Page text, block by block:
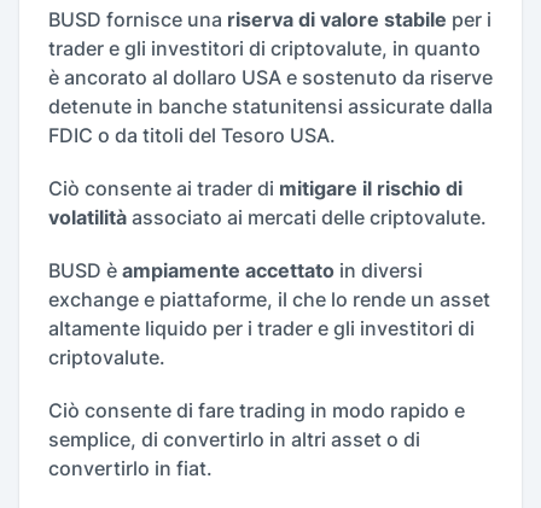
BUSD fornisce una riserva di valore stabile per i
trader e gli investitori di criptovalute, in quanto
è ancorato al dollaro USA e sostenuto da riserve
detenute in banche statunitensi assicurate dalla
FDIC o da titoli del Tesoro USA.
Ciò consente ai trader di mitigare il rischio di
volatilità associato ai mercati delle criptovalute.
BUSD è ampiamente accettato in diversi
exchange e piattaforme, il che lo rende un asset
altamente liquido per i trader e gli investitori di
criptovalute.
Ciò consente di fare trading in modo rapido e
semplice, di convertirlo in altri asset o di
convertirlo in fiat.